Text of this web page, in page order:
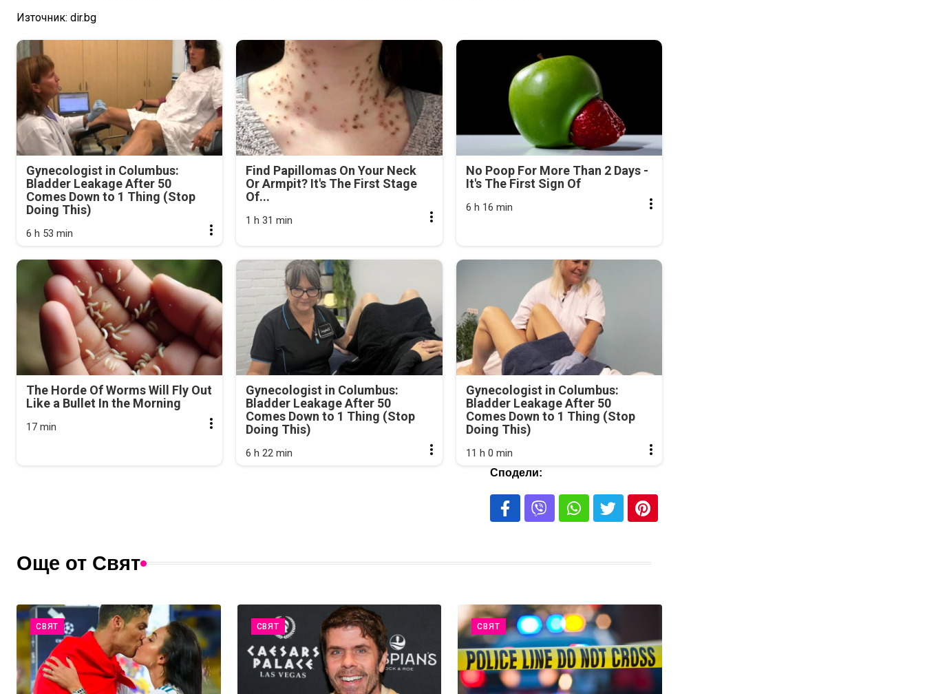
Източник: dir.bg
Gynecologist in Columbus:
Bladder Leakage After 50
Comes Down to 1 Thing (Stop
Doing This)
6 h 53 min
Find Papillomas On Your Neck
Or Armpit? It's The First Stage
Of...
1 h 31 min
No Poop For More Than 2 Days -
It's The First Sign Of
6 h 16 min
The Horde Of Worms Will Fly Out
Like a Bullet In the Morning
17 min
Gynecologist in Columbus:
Bladder Leakage After 50
Comes Down to 1 Thing (Stop
Doing This)
6 h 22 min
Gynecologist in Columbus:
Bladder Leakage After 50
Comes Down to 1 Thing (Stop
Doing This)
11 h 0 min
Сподели:
Още от Свят
СВЯТ СВЯТ СВЯТ